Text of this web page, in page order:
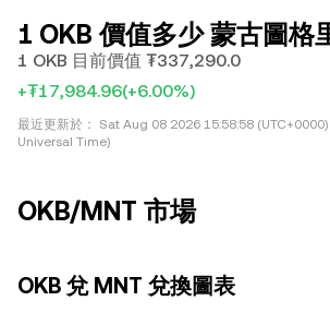
1 OKB 價值多少 蒙古圖格
1 OKB 目前價值 ₮337,290.0
+₮17,984.96(+6.00%)
最近更新於：
Sat Aug 08 2026 15:58:58
Universal Time)
OKB/MNT 市場
OKB 兌 MNT 兌換圖表